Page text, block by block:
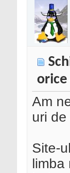
Am
uri
Site-